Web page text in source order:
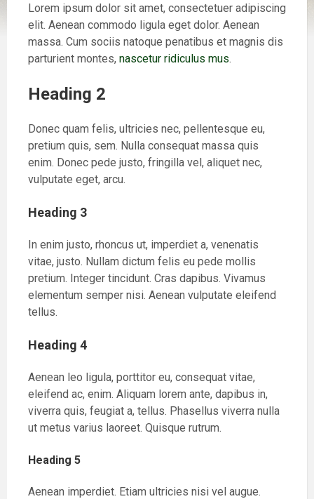
Lorem ipsum dolor sit amet, consectetuer adipiscing
elit. Aenean commodo ligula eget dolor. Aenean
massa. Cum sociis natoque penatibus et magnis dis
parturient montes, nascetur ridiculus mus.
Heading 2
Donec quam felis, ultricies nec, pellentesque eu,
pretium quis, sem. Nulla consequat massa quis
enim. Donec pede justo, fringilla vel, aliquet nec,
vulputate eget, arcu.
Heading 3
In enim justo, rhoncus ut, imperdiet a, venenatis
vitae, justo. Nullam dictum felis eu pede mollis
pretium. Integer tincidunt. Cras dapibus. Vivamus
elementum semper nisi. Aenean vulputate eleifend
tellus.
Heading 4
Aenean leo ligula, porttitor eu, consequat vitae,
eleifend ac, enim. Aliquam lorem ante, dapibus in,
viverra quis, feugiat a, tellus. Phasellus viverra nulla
ut metus varius laoreet. Quisque rutrum.
Heading 5
Aenean imperdiet. Etiam ultricies nisi vel augue.